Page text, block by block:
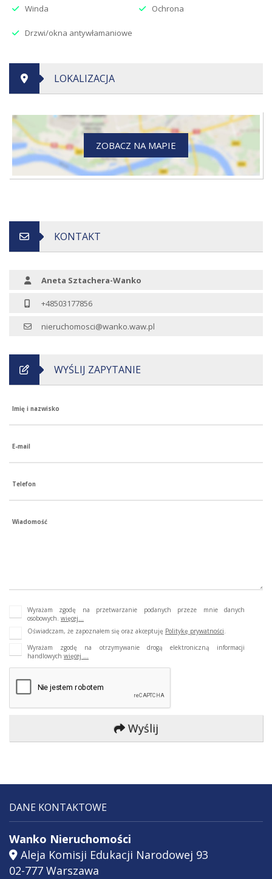
Winda Ochrona
Drzwi/okna antywłamaniowe
LOKALIZACJA
ZOBACZ NA MAPIE
KONTAKT
Aneta Sztachera-Wanko
+48503177856
nieruchomosci@wanko.waw.pl
WYŚLIJ ZAPYTANIE
Imię i nazwisko
E-mail
Telefon
Wiadomość
Wyrażam zgodę na przetwarzanie podanych przeze mnie danych
osobowych. więcej...
Oświadczam, że zapoznałem się oraz akceptuję Politykę prywatności
Wyrażam zgodę na otrzymywanie drogą elektroniczną informacji
handlowych więcej ...
Wyślij
DANE KONTAKTOWE
Wanko Nieruchomości
Aleja Komisji Edukacji Narodowej 93
02-777 Warszawa